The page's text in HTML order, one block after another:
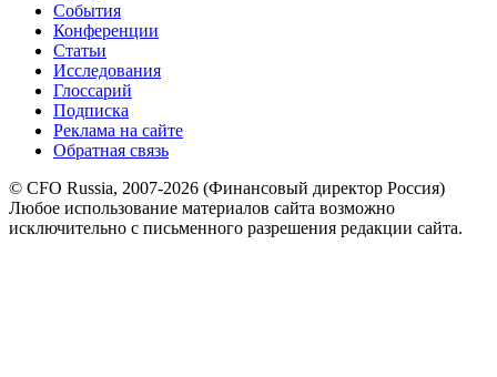
События
Конференции
Статьи
Исследования
Глоссарий
Подписка
Реклама на сайте
Обратная связь
© CFO Russia, 2007-2026 (Финансовый директор Россия)
Любое использование материалов сайта возможно
исключительно с письменного разрешения редакции сайта.